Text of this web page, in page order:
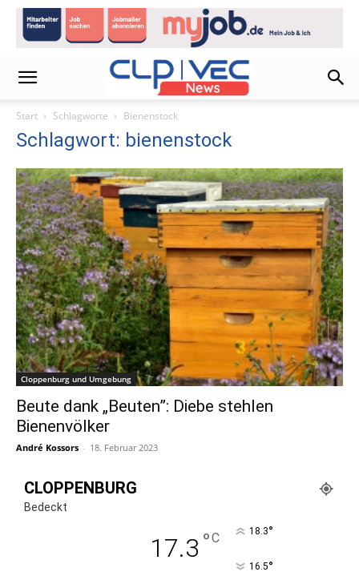
Start Schlagworte Bienenstock
Schlagwort: bienenstock
Cloppenburg und Umgebung
Beute dank „Beuten”: Diebe stehlen
Bienenvölker
André Kossors - 18. Februar 2023
CLOPPENBURG
Bedeckt
17.3 °C 18.3°
16.5°